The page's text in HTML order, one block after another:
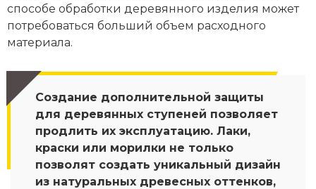
способе обработки деревянного изделия может
потребоваться больший объем расходного
материала.
Создание дополнительной защиты
для деревянных ступеней позволяет
продлить их эксплуатацию. Лаки,
краски или морилки не только
позволят создать уникальный дизайн
из натуральных древесных оттенков,